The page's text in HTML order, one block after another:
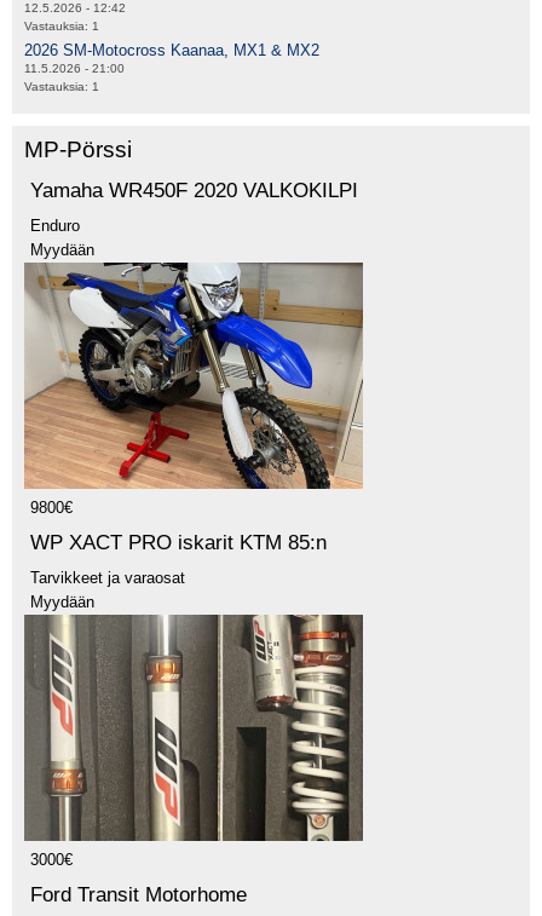
12.5.2026 - 12:42
Vastauksia: 1
2026 SM-Motocross Kaanaa, MX1 & MX2
11.5.2026 - 21:00
Vastauksia: 1
MP-Pörssi
Yamaha WR450F 2020 VALKOKILPI
Enduro
Myydään
9800€
WP XACT PRO iskarit KTM 85:n
Tarvikkeet ja varaosat
Myydään
3000€
Ford Transit Motorhome